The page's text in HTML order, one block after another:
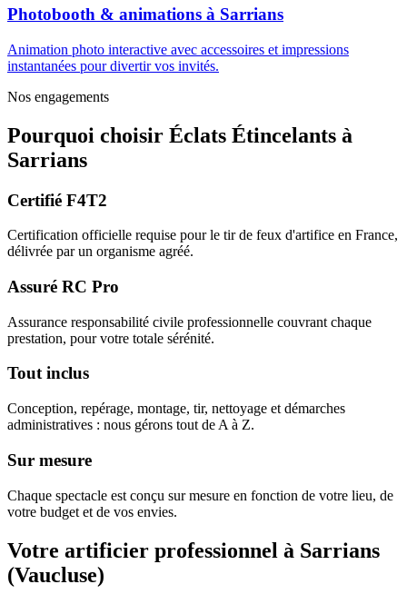
Photobooth & animations à Sarrians
Animation photo interactive avec accessoires et impressions
instantanées pour divertir vos invités.
Nos engagements
Pourquoi choisir Éclats Étincelants à
Sarrians
Certifié F4T2
Certification officielle requise pour le tir de feux d'artifice en France,
délivrée par un organisme agréé.
Assuré RC Pro
Assurance responsabilité civile professionnelle couvrant chaque
prestation, pour votre totale sérénité.
Tout inclus
Conception, repérage, montage, tir, nettoyage et démarches
administratives : nous gérons tout de A à Z.
Sur mesure
Chaque spectacle est conçu sur mesure en fonction de votre lieu, de
votre budget et de vos envies.
Votre artificier professionnel à Sarrians
(Vaucluse)